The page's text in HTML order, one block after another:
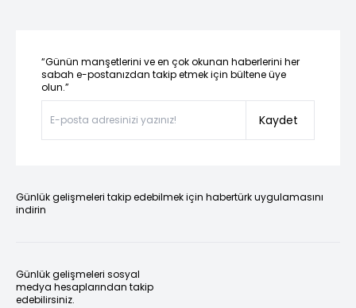
“Günün manşetlerini ve en çok okunan haberlerini her
sabah e-postanızdan takip etmek için bültene üye
olun.”
Kaydet
Günlük gelişmeleri takip edebilmek için habertürk uygulamasını
indirin
Günlük gelişmeleri sosyal
medya hesaplarından takip
edebilirsiniz.